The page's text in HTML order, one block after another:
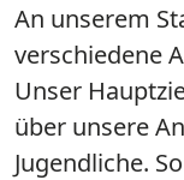
An unserem
verschiedene
Unser
über unsere
Jugendliche.